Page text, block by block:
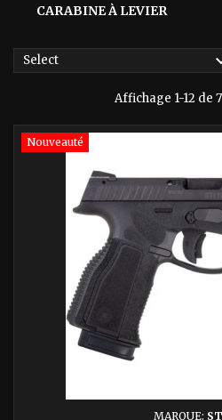
CARABINE À LEVIER
Select
Affichage 1-12 de
Nouveauté
MARQUE: